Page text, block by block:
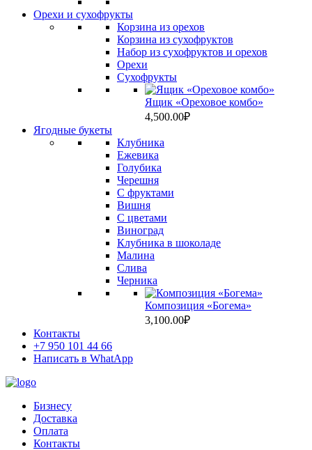
Орехи и сухофрукты
Корзина из орехов
Корзина из сухофруктов
Набор из сухофруктов и орехов
Орехи
Сухофрукты
Ящик «Ореховое комбо»
4,500.00₽
Ягодные букеты
Клубника
Ежевика
Голубика
Черешня
С фруктами
Вишня
C цветами
Виноград
Клубника в шоколаде
Малина
Слива
Черника
Композиция «Богема»
3,100.00₽
Контакты
+7 950 101 44 66
Написать в WhatApp
Бизнесу
Доставка
Оплата
Контакты